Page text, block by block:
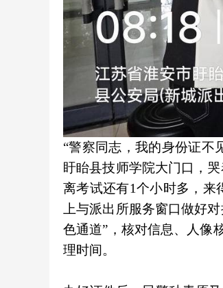
“警察同志，我的身份证不
盱眙县技师学院大门口，
离考试还有1个小时多，来
上与派出所服务窗口做好
色通道”，核对信息、人
理时间。